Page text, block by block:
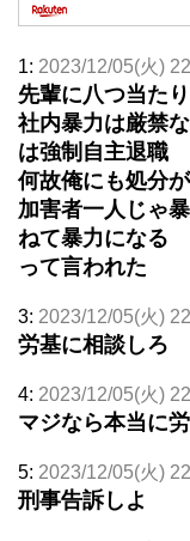
1: 2023/12/05(火)
先輩に八つ当た
社内暴力は厳禁
は強制自主退職
何故俺にも処分
加害者一人じゃ
ねて暴力になる
って言われた
3: 2023/12/05(火)
労基に相談しろ
4: 2023/12/05(火)
マジなら本当に
5: 2023/12/05(火)
刑事告訴しよ